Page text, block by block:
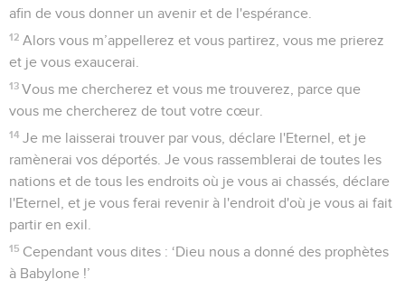
afin de vous donner un avenir et de l'espérance.
12 Alors vous m’appellerez et vous partirez, vous me prierez
et je vous exaucerai.
13 Vous me chercherez et vous me trouverez, parce que
vous me chercherez de tout votre cœur.
14 Je me laisserai trouver par vous, déclare l'Eternel, et je
ramènerai vos déportés. Je vous rassemblerai de toutes les
nations et de tous les endroits où je vous ai chassés, déclare
l'Eternel, et je vous ferai revenir à l'endroit d'où je vous ai fait
partir en exil.
15 Cependant vous dites : ‘Dieu nous a donné des prophètes
à Babylone !’